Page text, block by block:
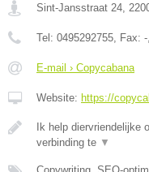
Sint-Jansstraat 24
Tel: 0495292755 , Fax: -
E-mail › Copycabana
Website: https://
Ik help diervriendelijke
verbinding te ▼